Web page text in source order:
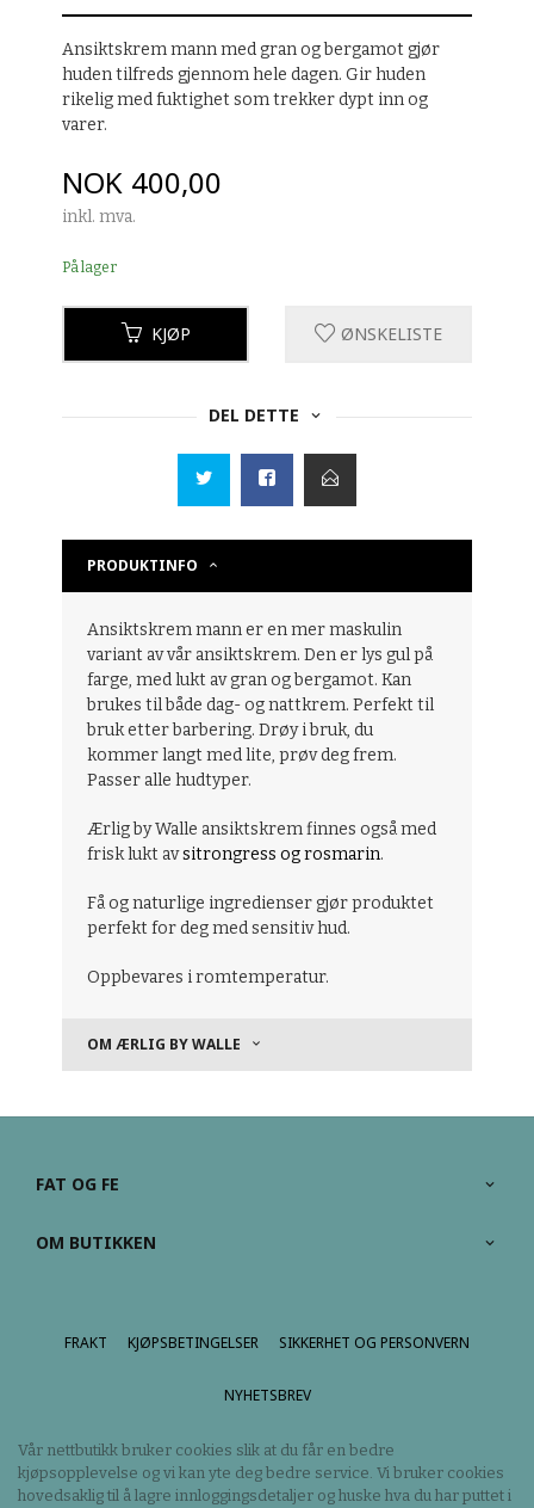
Ansiktskrem mann med gran og bergamot gjør
huden tilfreds gjennom hele dagen. Gir huden
rikelig med fuktighet som trekker dypt inn og
varer.
Pris
NOK 400,00
inkl. mva.
På lager
KJØP ØNSKELISTE
DEL DETTE
PRODUKTINFO
Ansiktskrem mann er en mer maskulin
variant av vår ansiktskrem. Den er lys gul på
farge, med lukt av gran og bergamot. Kan
brukes til både dag- og nattkrem. Perfekt til
bruk etter barbering. Drøy i bruk, du
kommer langt med lite, prøv deg frem.
Passer alle hudtyper.
Ærlig by Walle ansiktskrem finnes også med
frisk lukt avsitrongress og rosmarin.
Få og naturlige ingredienser gjør produktet
perfekt for deg med sensitiv hud.
Oppbevares i romtemperatur.
OM ÆRLIG BY WALLE
FAT OG FE
OM BUTIKKEN
FRAKT KJØPSBETINGELSER SIKKERHET OG PERSONVERN
NYHETSBREV
Vår nettbutikk bruker cookies slik at du får en bedre
kjøpsopplevelse og vi kan yte deg bedre service. Vi bruker cookies
hovedsaklig til å lagre innloggingsdetaljer og huske hva du har puttet i